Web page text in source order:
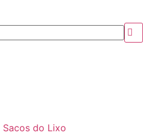
Sacos do Lixo